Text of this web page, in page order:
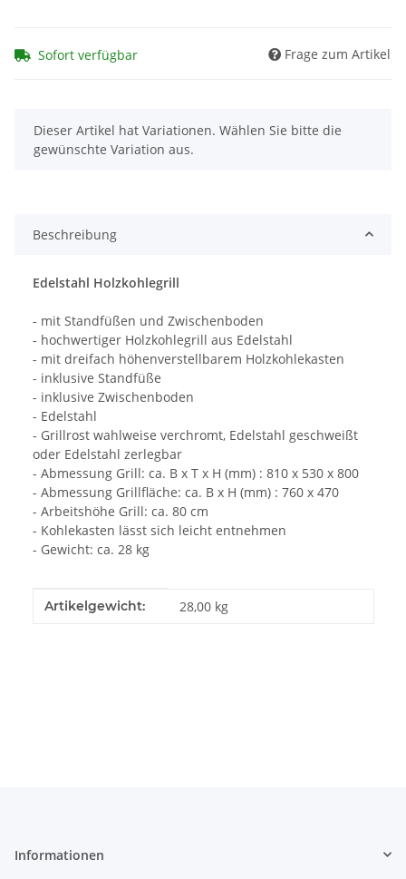
Sofort verfügbar Frage zum Artikel
x
Dieser Artikel hat Variationen. Wählen Sie bitte die
gewünschte Variation aus.
Beschreibung
Edelstahl Holzkohlegrill
- mit Standfüßen und Zwischenboden
- hochwertiger Holzkohlegrill aus Edelstahl
- mit dreifach höhenverstellbarem Holzkohlekasten
- inklusive Standfüße
- inklusive Zwischenboden
- Edelstahl
- Grillrost wahlweise verchromt, Edelstahl geschweißt
oder Edelstahl zerlegbar
- Abmessung Grill: ca. B x T x H (mm) : 810 x 530 x 800
- Abmessung Grillfläche: ca. B x H (mm) : 760 x 470
- Arbeitshöhe Grill: ca. 80 cm
- Kohlekasten lässt sich leicht entnehmen
- Gewicht: ca. 28 kg
Produkteigenschaft
Wert
Artikelgewicht: 28,00 kg
Informationen